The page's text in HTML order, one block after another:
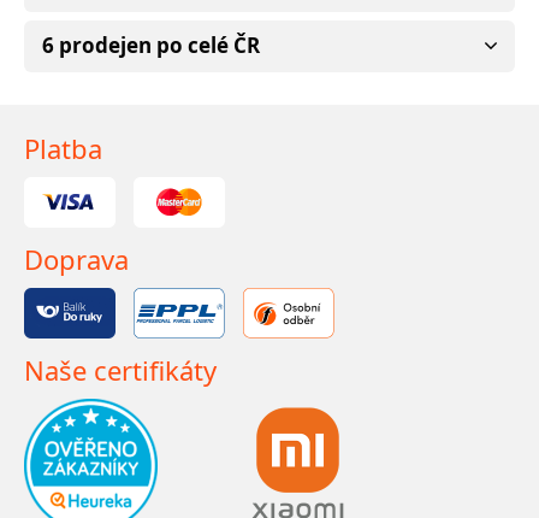
6 prodejen po celé ČR
Platba
Doprava
Naše certifikáty